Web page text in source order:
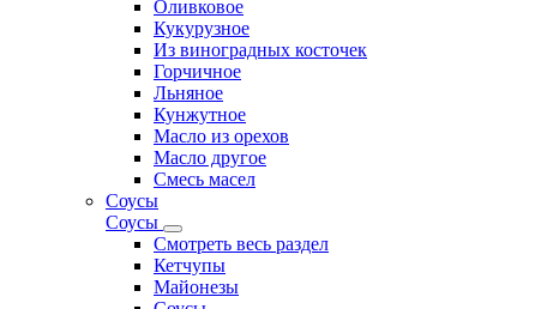
Оливковое
Кукурузное
Из виноградных косточек
Горчичное
Льняное
Кунжутное
Масло из орехов
Масло другое
Смесь масел
Соусы
Соусы
Смотреть весь раздел
Кетчупы
Майонезы